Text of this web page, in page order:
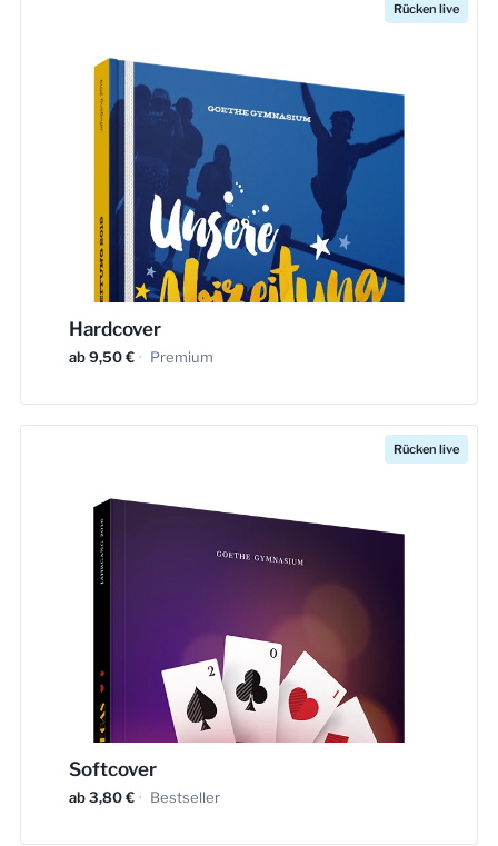
Hardcover
ab 9,50 € · Premium
Rücken live
Softcover
ab 3,80 € · Bestseller
Rücken live